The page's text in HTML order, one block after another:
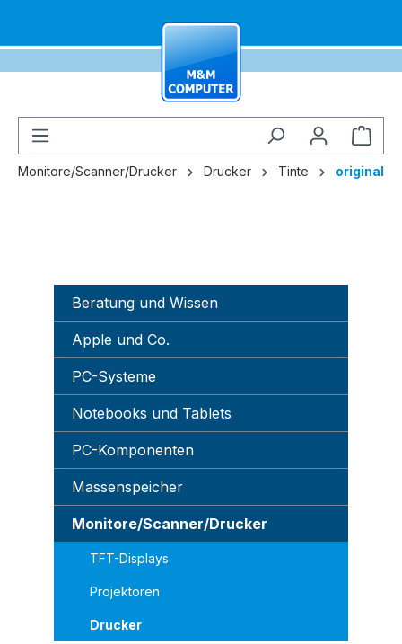
Monitore/Scanner/Drucker Drucker Tinte original
Beratung und Wissen
Apple und Co.
PC-Systeme
Notebooks und Tablets
PC-Komponenten
Massenspeicher
Monitore/Scanner/Drucker
TFT-Displays
Projektoren
Drucker